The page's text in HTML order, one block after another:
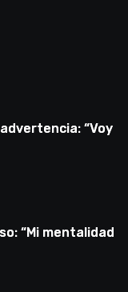
“Voy
“Mi mentalidad